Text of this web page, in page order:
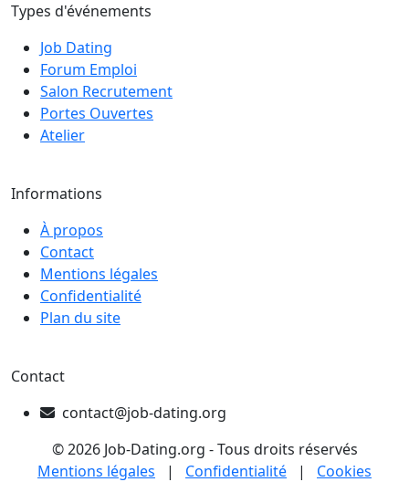
Types d'événements
Job Dating
Forum Emploi
Salon Recrutement
Portes Ouvertes
Atelier
Informations
À propos
Contact
Mentions légales
Confidentialité
Plan du site
Contact
contact@job-dating.org
© 2026 Job-Dating.org - Tous droits réservés
Mentions légales
| Confidentialité | Cookies